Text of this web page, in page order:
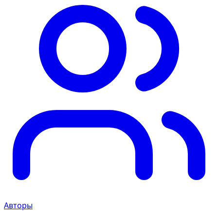
Авторы